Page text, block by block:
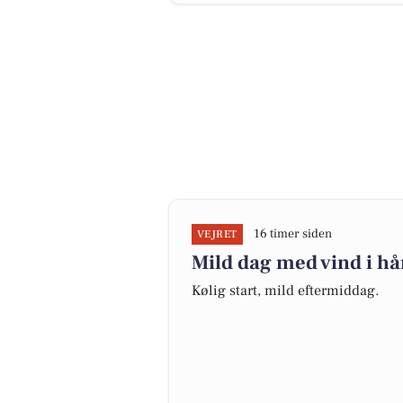
VEJRET 16 timer siden
Mild dag med vind i
Kølig start, mild eftermiddag.